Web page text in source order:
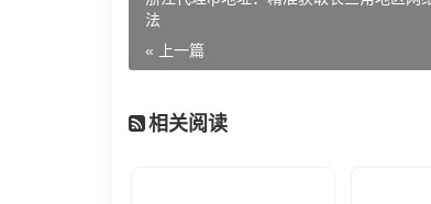
法
« 上一篇
相关阅读